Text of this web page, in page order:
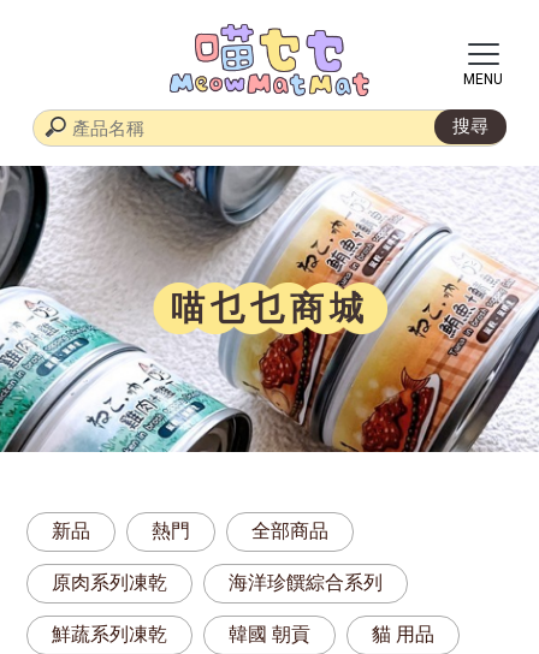
喵乜乜商城
新品 熱門 全部商品
原肉系列凍乾 海洋珍饌綜合系列
鮮蔬系列凍乾 韓國 朝貢 貓 用品